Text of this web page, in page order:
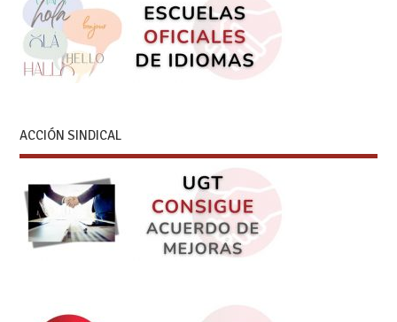
ACCIÓN SINDICAL